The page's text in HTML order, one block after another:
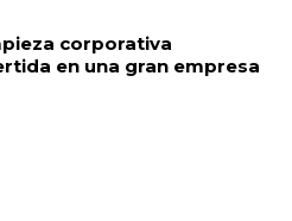
corporativa
en una gran empresa